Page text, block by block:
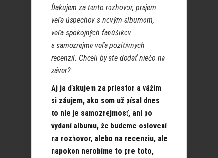
Ďakujem za tento rozhovor, prajem
veľa úspechov s novým albumom,
veľa spokojných fanúšikov
a samozrejme veľa pozitívnych
recenzií. Chceli by ste dodať niečo na
záver?
Aj ja ďakujem za priestor a vážim
si záujem, ako som už písal dnes
to nie je samozrejmosť, ani po
vydaní albumu, že budeme oslovení
na rozhovor, alebo na recenziu, ale
napokon nerobíme to pre toto,